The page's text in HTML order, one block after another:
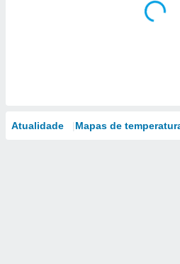
Atualidade Mapas de